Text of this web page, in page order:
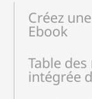
Créez
Ebook
Table
intégrée